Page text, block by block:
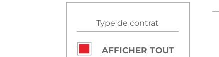
Type de contrat
AFFICHER TOUT